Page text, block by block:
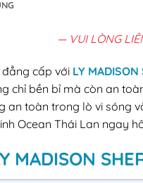
— VUI LÒNG
cấp với LY MADISON
chỉ bền bỉ mà còn an
an toàn trong lò vi sóng
Ocean Thái Lan ngay
MADISON